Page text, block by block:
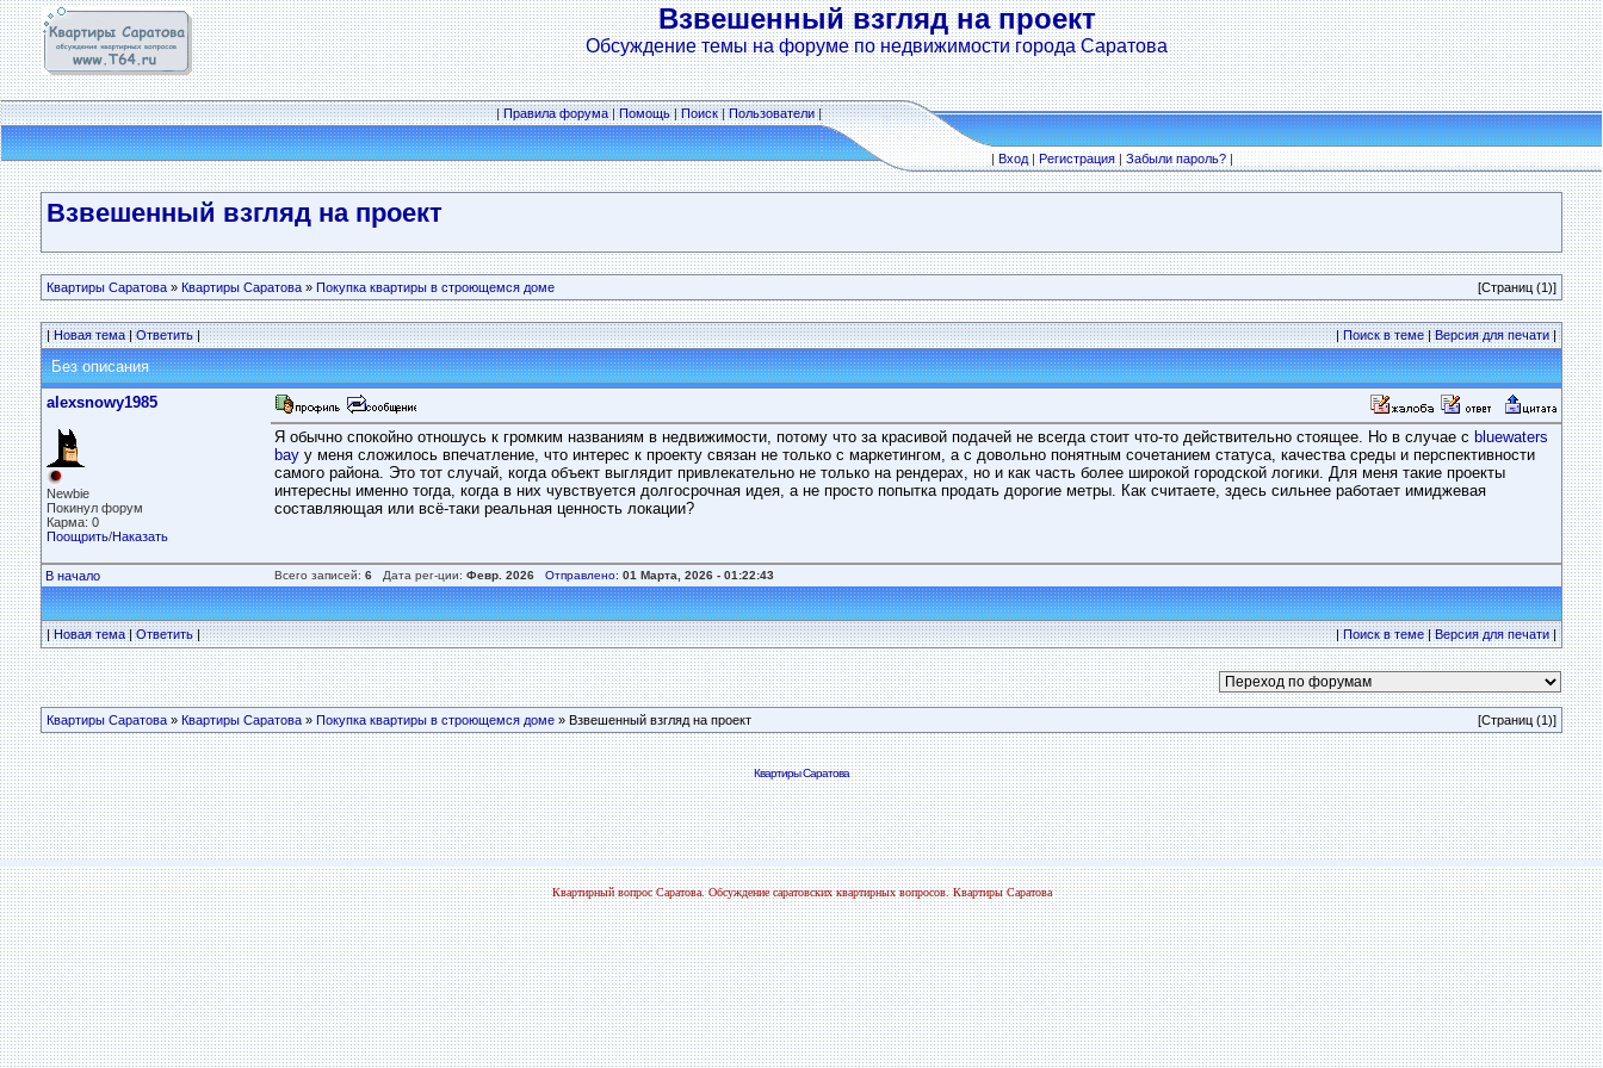
Взвешенный взгляд на проект
Обсуждение темы на форуме по недвижимости города Саратова
|Правила форума|Помощь|Поиск|Пользователи|
|Вход|Регистрация|Забыли пароль?|
Взвешенный взгляд на проект
Квартиры Саратова » Квартиры Саратова » Покупка квартиры в строющемся доме [Страниц (1)]
|Новая тема|Ответить| |Поиск в теме|Версия для печати|
Без описания
alexsnowy1985
Newbie
Покинул форум
Карма: 0
Поощрить/Наказать
Я обычно спокойно отношусь к громким названиям в недвижимости, потому что за красивой подачей не всегда стоит что-то действительно стоящее. Но в случае с bluewaters
bay у меня сложилось впечатление, что интерес к проекту связан не только с маркетингом, а с довольно понятным сочетанием статуса, качества среды и перспективности
самого района. Это тот случай, когда объект выглядит привлекательно не только на рендерах, но и как часть более широкой городской логики. Для меня такие проекты
интересны именно тогда, когда в них чувствуется долгосрочная идея, а не просто попытка продать дорогие метры. Как считаете, здесь сильнее работает имиджевая
составляющая или всё-таки реальная ценность локации?
В начало Всего записей: 6 Дата рег-ции: Февр. 2026 Отправлено: 01 Марта, 2026 - 01:22:43
|Новая тема|Ответить| |Поиск в теме|Версия для печати|
Квартиры Саратова » Квартиры Саратова » Покупка квартиры в строющемся доме » Взвешенный взгляд на проект [Страниц (1)]
Квартиры Саратова
Квартирный вопрос Саратова. Обсуждение саратовских квартирных вопросов. Квартиры Саратова